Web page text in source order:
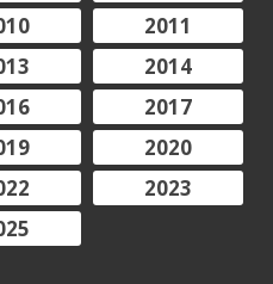
2011
2014
2017
2020
2023